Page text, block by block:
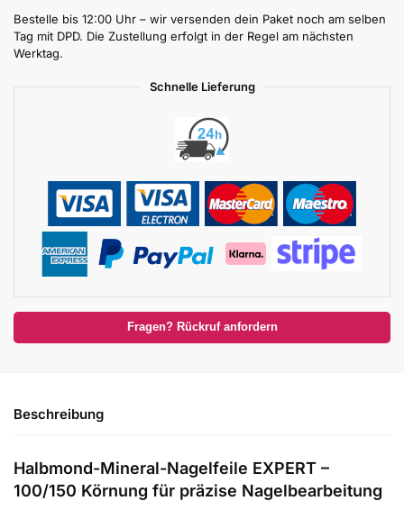
Bestelle bis 12:00 Uhr – wir versenden dein Paket noch am selben
Tag mit DPD. Die Zustellung erfolgt in der Regel am nächsten
Werktag.
Schnelle Lieferung
Fragen? Rückruf anfordern
Beschreibung
Halbmond-Mineral-Nagelfeile EXPERT –
100/150 Körnung für präzise Nagelbearbeitung